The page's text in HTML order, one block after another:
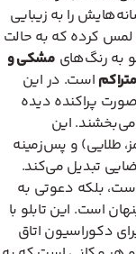
را به زیبایی
لمس کرده که به حالت
به رنگ‌های مشکی و
است. در این
پراکنده دیده
این
طلایی) و پس‌زمینه
تبدیل می‌کند.
است، بلکه دعوتی به
است. این تابلو با
دکوراسیون اتاق